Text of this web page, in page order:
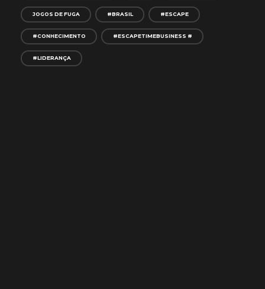
JOGOS DE FUGA #BRASIL #ESCAPE
#CONHECIMENTO #ESCAPETIMEBUSINESS #
#LIDERANÇA